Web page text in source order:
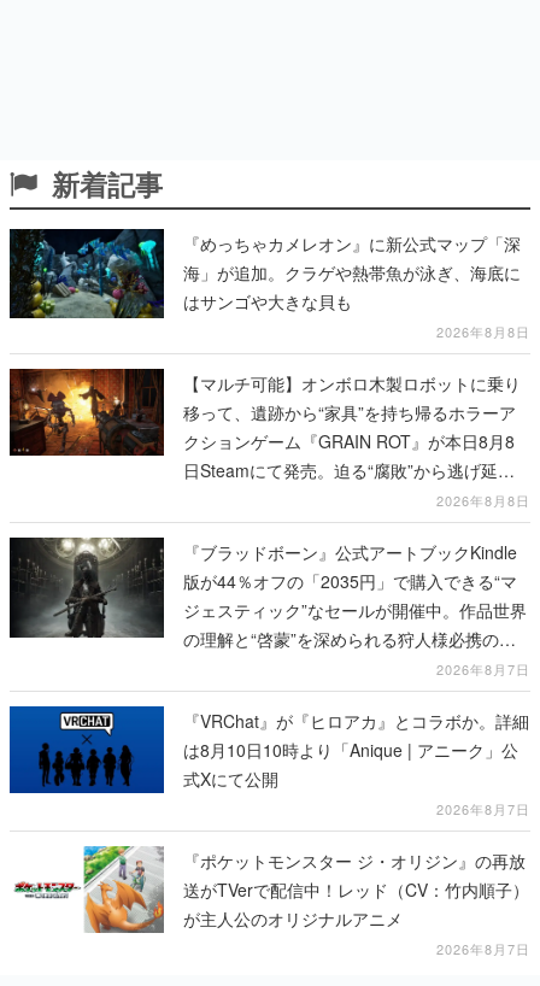
新着記事
『めっちゃカメレオン』に新公式マップ「深
海」が追加。クラゲや熱帯魚が泳ぎ、海底に
はサンゴや大きな貝も
2026年8月8日
【マルチ可能】オンボロ木製ロボットに乗り
移って、遺跡から“家具”を持ち帰るホラーア
クションゲーム『GRAIN ROT』が本日8月8
日Steamにて発売。迫る“腐敗”から逃げ延
2026年8月8日
『ブラッドボーン』公式アートブックKindle
版が44％オフの「2035円」で購入できる“マ
ジェスティック”なセールが開催中。作品世界
の理解と“啓蒙”を深められる狩人様必携の一
2026年8月7日
『VRChat』が『ヒロアカ』とコラボか。詳細
は8月10日10時より「Anique | アニーク」公
式Xにて公開
2026年8月7日
『ポケットモンスター ジ・オリジン』の再放
送がTVerで配信中！レッド（CV：竹内順子）
が主人公のオリジナルアニメ
2026年8月7日